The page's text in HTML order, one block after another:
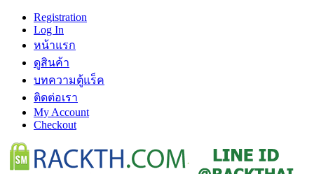
Registration
Log In
หน้าแรก
ดูสินค้า
บทความตู้แร็ค
ติดต่อเรา
My Account
Checkout